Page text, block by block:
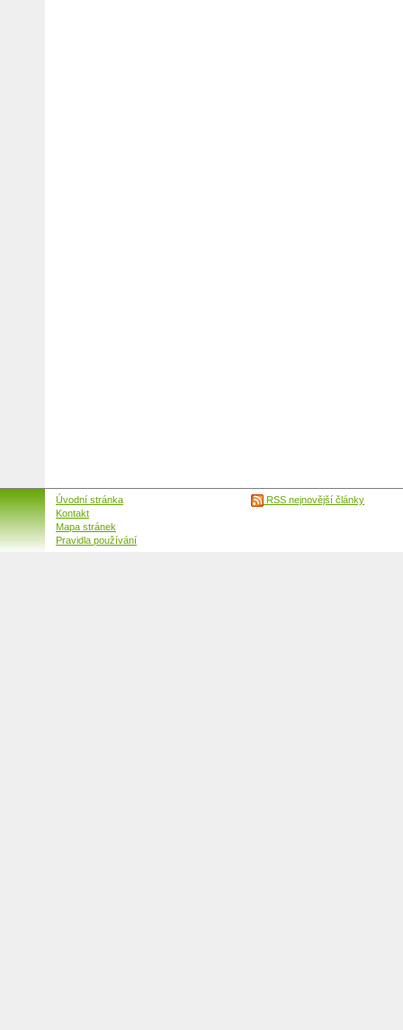
Úvodní stránka
Kontakt
Mapa stránek
Pravidla používání
RSS nejnovější články